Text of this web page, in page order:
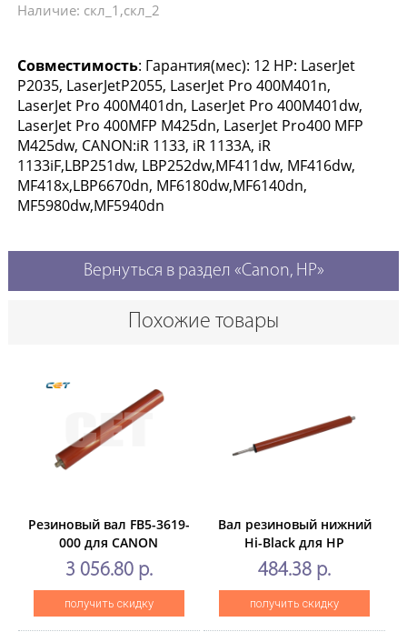
Наличие: скл_1,скл_2
Совместимость: Гарантия(мес): 12 HP: LaserJet
P2035, LaserJetP2055, LaserJet Pro 400M401n,
LaserJet Pro 400M401dn, LaserJet Pro 400M401dw,
LaserJet Pro 400MFP M425dn, LaserJet Pro400 MFP
M425dw, CANON:iR 1133, iR 1133A, iR
1133iF,LBP251dw, LBP252dw,MF411dw, MF416dw,
MF418x,LBP6670dn, MF6180dw,MF6140dn,
MF5980dw,MF5940dn
Вернуться в раздел «Canon, HP»
Похожие товары
Резиновый вал FB5-3619-
000 для CANON
iR5000/6000 (CET),CET3418
3 056.80 р.
получить скидку
Вал резиновый нижний
Hi-Black для HP
LJ1010/1015/3015/3030,
soft ribbon
484.38 р.
получить скидку